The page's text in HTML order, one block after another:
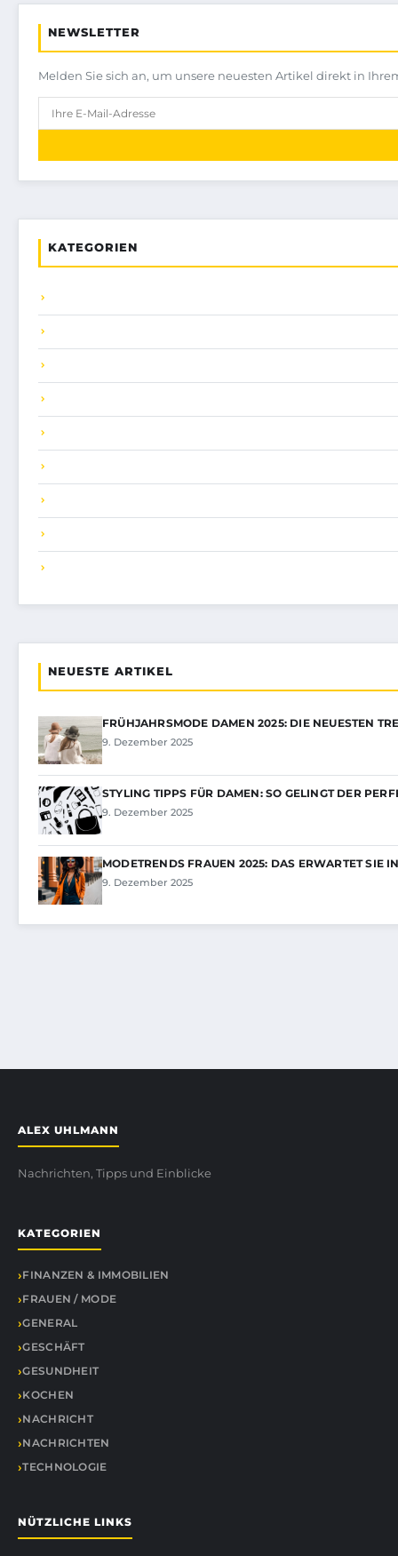
NEWSLETTER
Melden Sie sich an, um unsere neuesten Artikel direkt in
KATEGORIEN
NEUESTE ARTIKEL
FRÜHJAHRSMODE DAMEN 2025: DIE NEUESTEN
9. Dezember 2025
STYLING TIPPS FÜR DAMEN: SO GELINGT DER
9. Dezember 2025
MODETRENDS FRAUEN 2025: DAS ERWARTET SIE
9. Dezember 2025
ALEX UHLMANN
Nachrichten, Tipps und Einblicke
KATEGORIEN
FINANZEN & IMMOBILIEN
FRAUEN / MODE
GENERAL
GESCHÄFT
GESUNDHEIT
KOCHEN
NACHRICHT
NACHRICHTEN
TECHNOLOGIE
NÜTZLICHE LINKS